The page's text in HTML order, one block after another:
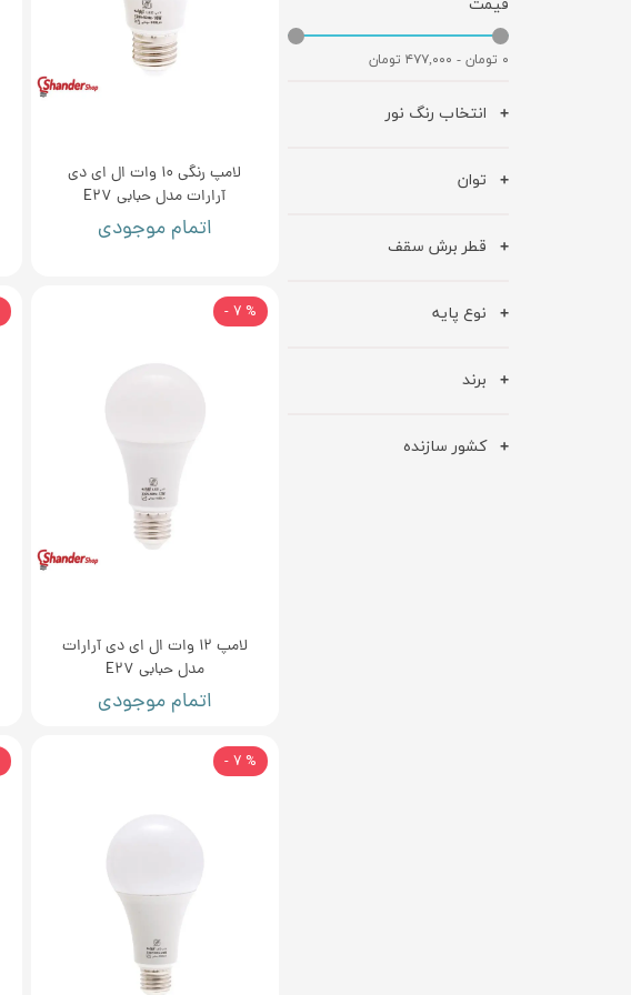
۰ تومان - ۴۷۷,۰۰۰ تومان
انتخاب رنگ نور
توان
قطر برش سقف
نوع پایه
برند
کشور سازنده
لامپ رنگی 10 وات ال ای دی
آرارات مدل حبابی E27
اتمام موجودی
لامپ 12 وات ال ای دی آرارات
مدل حبابی E27
اتمام موجودی
% 7 -
% 7 -